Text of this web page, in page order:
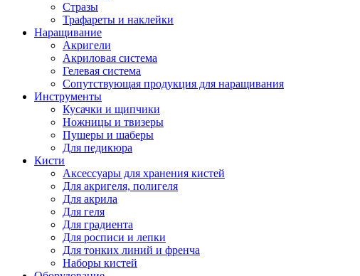
Стразы
Трафареты и наклейки
Наращивание
Акригели
Акриловая система
Гелевая система
Сопутствующая продукция для наращивания
Инструменты
Кусачки и щипчики
Ножницы и твизеры
Пушеры и шаберы
Для педикюра
Кисти
Аксессуары для хранения кистей
Для акригеля, полигеля
Для акрила
Для геля
Для градиента
Для росписи и лепки
Для тонких линий и френча
Наборы кистей